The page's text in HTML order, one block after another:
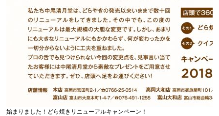
始まりました！どら焼きリニューアルキャンペーン！